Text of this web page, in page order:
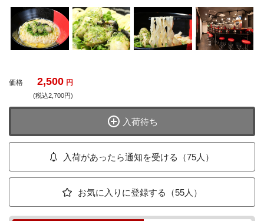
価格 2,500 円
(税込2,700円)
入荷待ち
入荷があったら通知を受ける（75人）
お気に入りに登録する（55人）